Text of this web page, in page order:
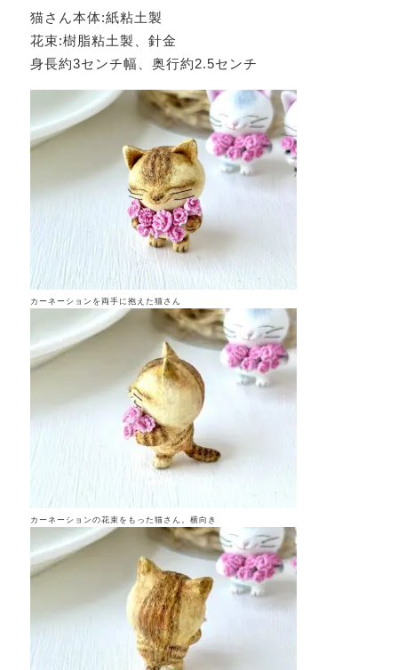
猫さん本体:紙粘土製
花束:樹脂粘土製、針金
身長約3センチ幅、奥行約2.5センチ
カーネーションを両手に抱えた猫さん
カーネーションの花束をもった猫さん。横向き